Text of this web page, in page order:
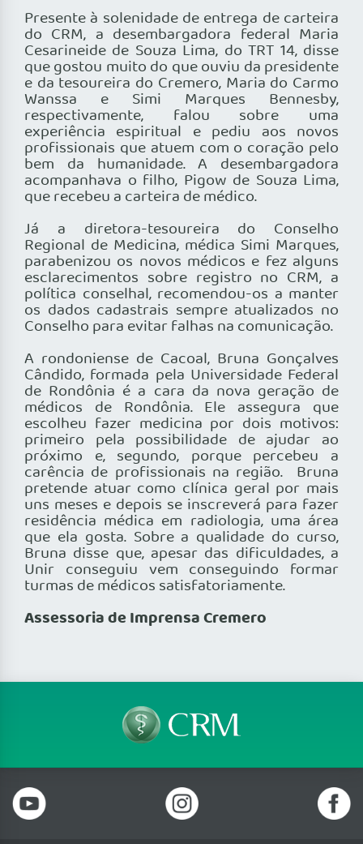
Presente à solenidade de entrega de carteira
do CRM, a desembargadora federal Maria
Cesarineide de Souza Lima, do TRT 14, disse
que gostou muito do que ouviu da presidente
e da tesoureira do Cremero, Maria do Carmo
Wanssa e Simi Marques Bennesby,
respectivamente, falou sobre uma
experiência espiritual e pediu aos novos
profissionais que atuem com o coração pelo
bem da humanidade. A desembargadora
acompanhava o filho, Pigow de Souza Lima,
que recebeu a carteira de médico.
Já a diretora-tesoureira do Conselho
Regional de Medicina, médica Simi Marques,
parabenizou os novos médicos e fez alguns
esclarecimentos sobre registro no CRM, a
política conselhal, recomendou-os a manter
os dados cadastrais sempre atualizados no
Conselho para evitar falhas na comunicação.
A rondoniense de Cacoal, Bruna Gonçalves
Cândido, formada pela Universidade Federal
de Rondônia é a cara da nova geração de
médicos de Rondônia. Ele assegura que
escolheu fazer medicina por dois motivos:
primeiro pela possibilidade de ajudar ao
próximo e, segundo, porque percebeu a
carência de profissionais na região. Bruna
pretende atuar como clínica geral por mais
uns meses e depois se inscreverá para fazer
residência médica em radiologia, uma área
que ela gosta. Sobre a qualidade do curso,
Bruna disse que, apesar das dificuldades, a
Unir conseguiu vem conseguindo formar
turmas de médicos satisfatoriamente.
Assessoria de Imprensa Cremero